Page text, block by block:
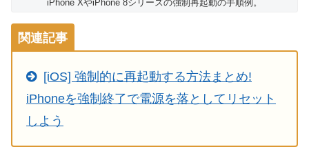
iPhone XやiPhone 8シリーズの強制再起動の手順例。
関連記事
[iOS] 強制的に再起動する方法まとめ!
iPhoneを強制終了で電源を落としてリセット
しよう